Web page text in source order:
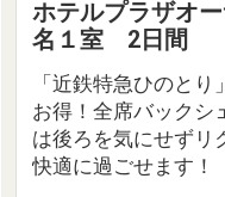
ホテルプラザオ
名１室 2日間
「近鉄特急ひのと
お得！全席バックシ
は後ろを気にせずリ
快適に過ごせます！